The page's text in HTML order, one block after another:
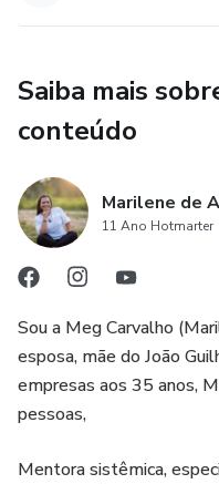
Saiba mais
conteúdo
Marilene de
11 Ano Hotmarter
Sou a Meg Carvalho
esposa, mãe do João
empresas aos 35 anos,
pessoas,
Mentora sistêmica,